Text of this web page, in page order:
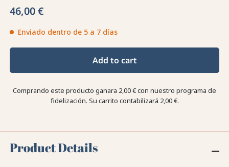
46,00 €
Enviado dentro de 5 a 7 días
Add to cart
Comprando este producto ganara 2,00 €con nuestro programa de
fidelización. Su carrito contabilizará 2,00 €.
Product Details